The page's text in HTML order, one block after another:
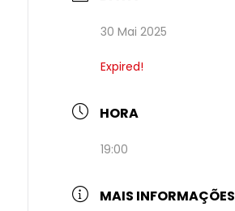
30 Mai 2025
Expired!
HORA
19:00
MAIS INFORMAÇÕES